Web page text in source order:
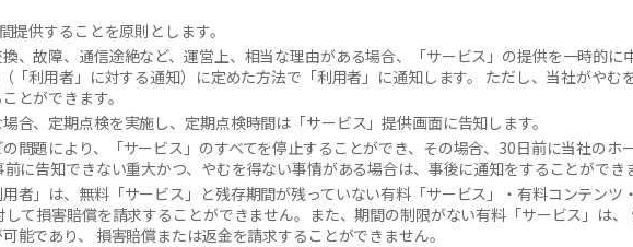
提供することを原則とします。
、故障、通信途絶など、運営上、相当な理由がある場合、「サービス」の提供を一時的に
「利用者」に対する通知）に定めた方法で「利用者」に通知します。 ただし、当社がやむ
とができます。
合、定期点検を実施し、定期点検時間は「サービス」提供画面に告知します。
問題により、「サービス」のすべてを停止することができ、その場合、30日前に当社のホ
に告知できない重大かつ、やむを得ない事情がある場合は、事後に通知をすることができ
用者」は、無料「サービス」と残存期間が残っていない有料「サービス」・有料コンテンツ
て損害賠償を請求することができません。また、期間の制限がない有料「サービス」は、
能であり、 損害賠償または返金を請求することができません。